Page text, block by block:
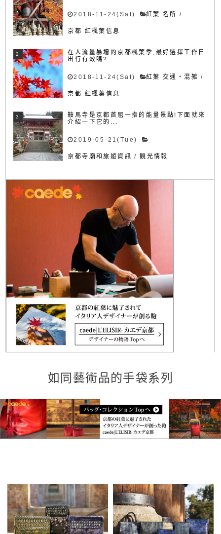
2018-11-24(Sat) 紅葉 名所 /
京都 紅楓葉信息
在人流量暴增的京都楓葉季,最好選擇工作日
出行有效嗎?
2018-11-24(Sat) 紅葉 交通・混雑 /
京都 紅楓葉信息
鞍馬寺是京都首屈一指的能量景點!下面就來
介紹一下它的...
2019-05-21(Tue)
京都寺廟和旅遊資訊 /観光情報
如同藝術品的手袋系列